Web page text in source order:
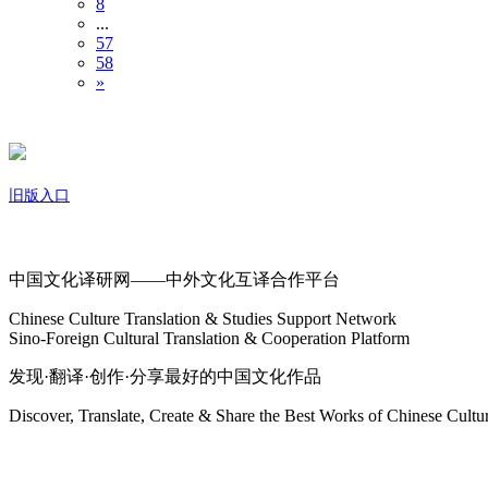
8
...
57
58
»
旧版入口
中国文化译研网——中外文化互译合作平台
Chinese Culture Translation & Studies Support Network
Sino-Foreign Cultural Translation & Cooperation Platform
发现·翻译·创作·分享最好的中国文化作品
Discover, Translate, Create & Share the Best Works of Chinese